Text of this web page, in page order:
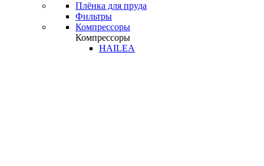
Плёнка для пруда
Фильтры
Компрессоры
Компрессоры
HAILEA